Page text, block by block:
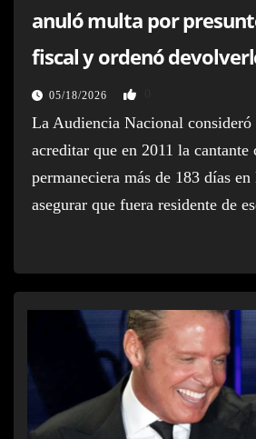
anuló multa por
fiscal y ordenó
de euros
05/18/2026
La Audiencia Nacional consideró
acreditar que en 2011 la cantante
permaneciera más de 183 días en
asegurar que fuera residente de